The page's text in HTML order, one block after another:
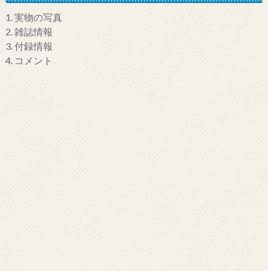
1.実物の写真
2.雑誌情報
3.付録情報
4.コメント